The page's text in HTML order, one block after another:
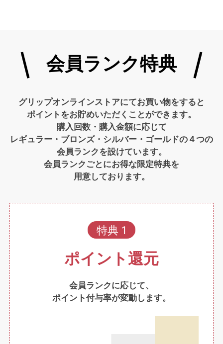
会員ランク特典
グリップオンラインストアにてお買い物をすると
ポイントをお貯めいただくことができます。
購入回数・購入金額に応じて
レギュラー・ブロンズ・シルバー・ゴールドの４つの
会員ランクを設けています。
会員ランクごとにお得な限定特典を
用意しております。
特典 1
ポイント還元
会員ランクに応じて、
ポイント付与率が変動します。